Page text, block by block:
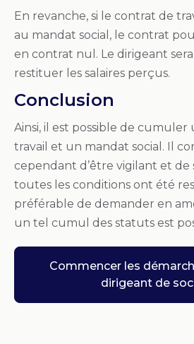
En revanche, si le contrat de
au mandat social, le contrat
en contrat nul. Le dirigeant
restituer les salaires perçus.
Conclusion
Ainsi, il est possible de
travail et un mandat social. Il
cependant d’être vigilant et de
toutes les conditions ont été
préférable de demander en
un tel cumul des statuts est
Commencer les
dirigeant de